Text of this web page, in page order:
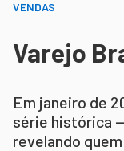
VENDAS
Varejo
Em janeiro de
série histórica
revelando